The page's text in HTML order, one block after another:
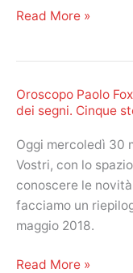
i
ottiene
un
9
Oroscopo
31
maggio
2018:
le
previsioni
dei
segni.
Cinque
stelle
Read More »
Oroscopo Paolo
dei segni. Cinque
Oggi mercoledì 30
Vostri, con lo
conoscere le
facciamo un
maggio 2018.
Oroscopo
Read More »